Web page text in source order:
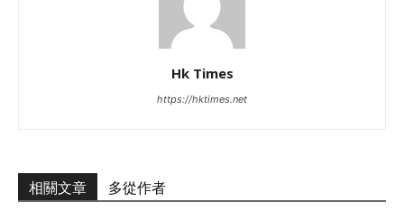
Hk Times
https://hktimes.net
相關文章 多從作者